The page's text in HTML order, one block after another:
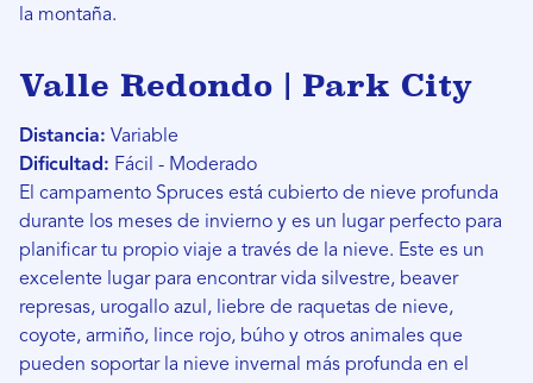
la montaña.
Valle Redondo | Park City
Distancia: Variable
Dificultad: Fácil - Moderado
El campamento Spruces está cubierto de nieve profunda
durante los meses de invierno y es un lugar perfecto para
planificar tu propio viaje a través de la nieve. Este es un
excelente lugar para encontrar vida silvestre, beaver
represas, urogallo azul, liebre de raquetas de nieve,
coyote, armiño, lince rojo, búho y otros animales que
pueden soportar la nieve invernal más profunda en el